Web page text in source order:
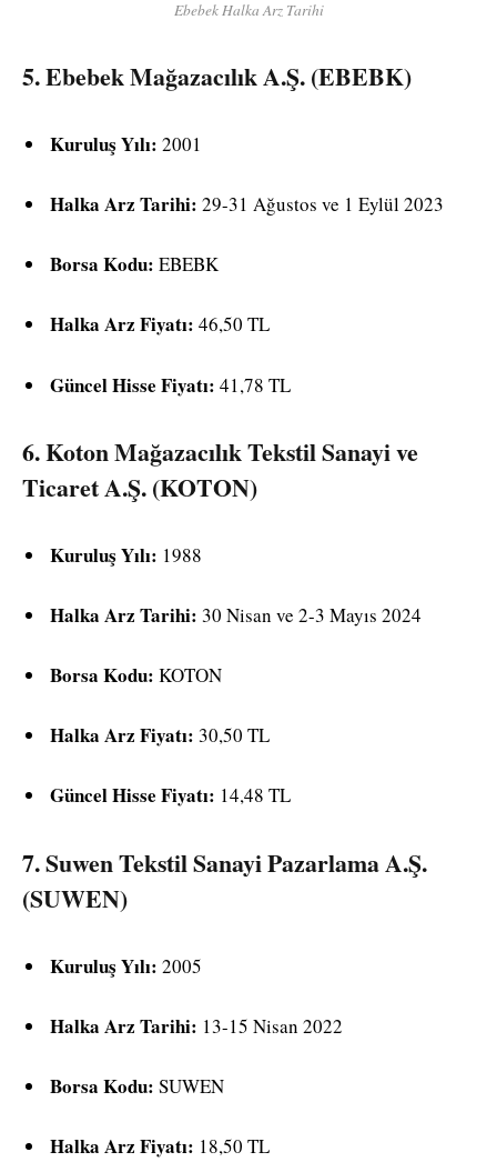
Ebebek Halka Arz Tarihi
5.Ebebek Mağazacılık A.Ş. (EBEBK)
Kuruluş Yılı: 2001
Halka Arz Tarihi: 29-31 Ağustos ve 1 Eylül 2023
Borsa Kodu: EBEBK
Halka Arz Fiyatı: 46,50 TL
Güncel Hisse Fiyatı: 41,78 TL
6.Koton Mağazacılık Tekstil Sanayi ve
Ticaret A.Ş. (KOTON)
Kuruluş Yılı: 1988
Halka Arz Tarihi: 30 Nisan ve 2-3 Mayıs 2024
Borsa Kodu: KOTON
Halka Arz Fiyatı: 30,50 TL
Güncel Hisse Fiyatı: 14,48 TL
7.Suwen Tekstil Sanayi Pazarlama A.Ş.
(SUWEN)
Kuruluş Yılı: 2005
Halka Arz Tarihi: 13-15 Nisan 2022
Borsa Kodu: SUWEN
Halka Arz Fiyatı: 18,50 TL